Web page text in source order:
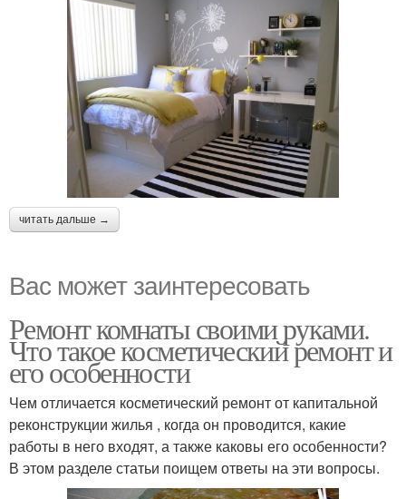
читать дальше →
Вас может заинтересовать
Ремонт комнаты своими руками.
Что такое косметический ремонт и
его особенности
Чем отличается косметический ремонт от капитальной
реконструкции жилья , когда он проводится, какие
работы в него входят, а также каковы его особенности?
В этом разделе статьи поищем ответы на эти вопросы.